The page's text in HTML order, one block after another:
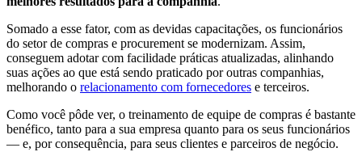
Somado a esse fator, com as devidas capacitações, os funcionários
do setor de compras e procurement se modernizam. Assim,
conseguem adotar com facilidade práticas atualizadas, alinhando
suas ações ao que está sendo praticado por outras companhias,
melhorando o relacionamento com fornecedores e terceiros.
Como você pôde ver, o treinamento de equipe de compras é bastante
benéfico, tanto para a sua empresa quanto para os seus funcionários
— e, por consequência, para seus clientes e parceiros de negócio.